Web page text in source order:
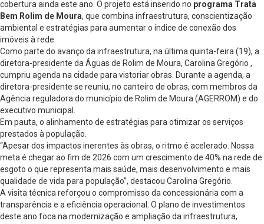
cobertura ainda este ano. O projeto está inserido no programa Trata
Bem Rolim de Moura, que combina infraestrutura, conscientização
ambiental e estratégias para aumentar o índice de conexão dos
imóveis à rede.
Como parte do avanço da infraestrutura, na última quinta-feira (19), a
diretora-presidente da Águas de Rolim de Moura, Carolina Gregório ,
cumpriu agenda na cidade para vistoriar obras. Durante a agenda, a
diretora-presidente se reuniu, no canteiro de obras, com membros da
Agência reguladora do município de Rolim de Moura (AGERROM) e do
executivo municipal.
Em pauta, o alinhamento de estratégias para otimizar os serviços
prestados à população.
“Apesar dos impactos inerentes às obras, o ritmo é acelerado. Nossa
meta é chegar ao fim de 2026 com um crescimento de 40% na rede de
esgoto o que representa mais saúde, mais desenvolvimento e mais
qualidade de vida para população”, destacou Carolina Gregório.
A visita técnica reforçou o compromisso da concessionária com a
transparência e a eficiência operacional. O plano de investimentos
deste ano foca na modernização e ampliação da infraestrutura,